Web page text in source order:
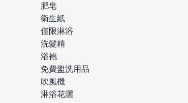
肥皂
衛生紙
僅限淋浴
洗髮精
浴袍
免費盥洗用品
吹風機
淋浴花灑